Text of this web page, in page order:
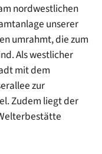
nordwestlichen
unserer
umrahmt, die zum
Als westlicher
mit dem
zur
Zudem liegt der